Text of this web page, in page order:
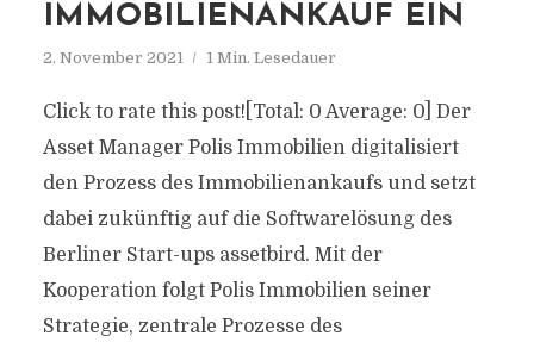
IMMOBILIENANKAUF EIN
2. November 2021 1 Min. Lesedauer
Click to rate this post![Total: 0 Average: 0] Der
Asset Manager Polis Immobilien digitalisiert
den Prozess des Immobilienankaufs und setzt
dabei zukünftig auf die Softwarelösung des
Berliner Start-ups assetbird. Mit der
Kooperation folgt Polis Immobilien seiner
Strategie, zentrale Prozesse des